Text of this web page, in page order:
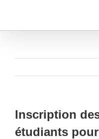
Inscription
étudiants